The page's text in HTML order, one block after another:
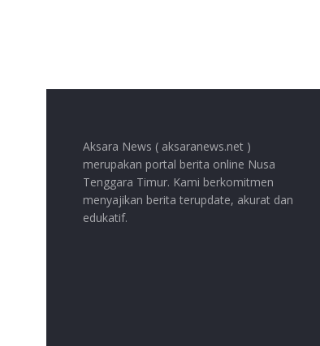
Aksara News ( aksaranews.net )
merupakan portal berita online Nusa
Tenggara Timur. Kami berkomitmen
menyajikan berita terupdate, akurat dan
edukatif.